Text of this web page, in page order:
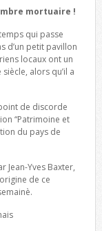
mortuaire !
qui passe
d’un petit pavillon
locaux ont un
alors qu’il a
de discorde
“Patrimoine et
du pays de
Jean-Yves Baxter,
de ce